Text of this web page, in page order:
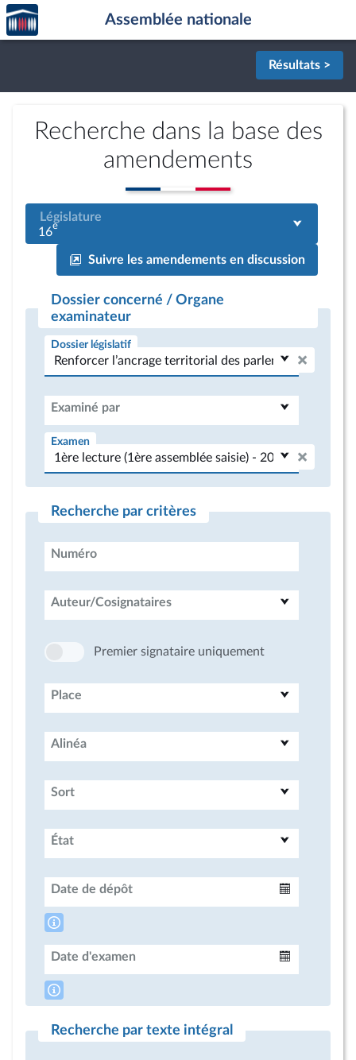
Aller au contenu
Aller en bas de la page
Accèder
à la
page
Assemblée nationale
Résultats >
Recherche dans la base des
amendements
Législature
16e
Suivre les amendements en discussion
Dossier concerné / Organe
examinateur
Dossier législatif
Examiné par
Examen
Recherche par critères
Numéro
Auteur/Cosignataires
Premier signataire uniquement
Place
Alinéa
Sort
État
Date de dépôt
Date d'examen
Recherche par texte intégral